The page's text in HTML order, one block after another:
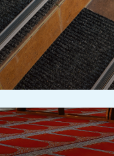
Aksesoris Karpet
Lihat Produk
Karpet Masjid